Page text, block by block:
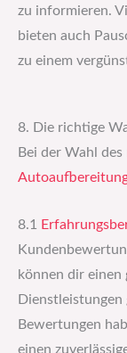
zu informieren.
bieten auch
zu einem
8. Die richtige
Bei der Wahl
8.1
können dir
Bewertungen
einen